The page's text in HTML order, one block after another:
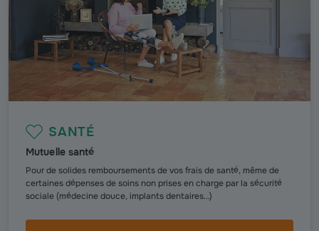
SANTÉ
Mutuelle santé
Pour de solides remboursements de vos frais de santé, même de
certaines dépenses de soins non prises en charge par la sécurité
sociale (médecine douce, implants dentaires…)